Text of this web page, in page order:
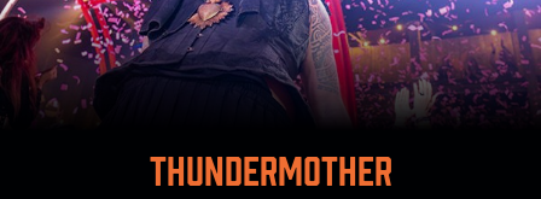
Thundermother